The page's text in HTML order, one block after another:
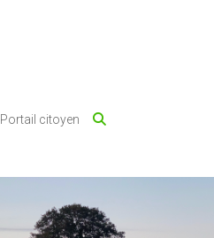
Portail citoyen